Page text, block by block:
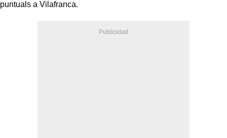
puntuals a Vilafranca.